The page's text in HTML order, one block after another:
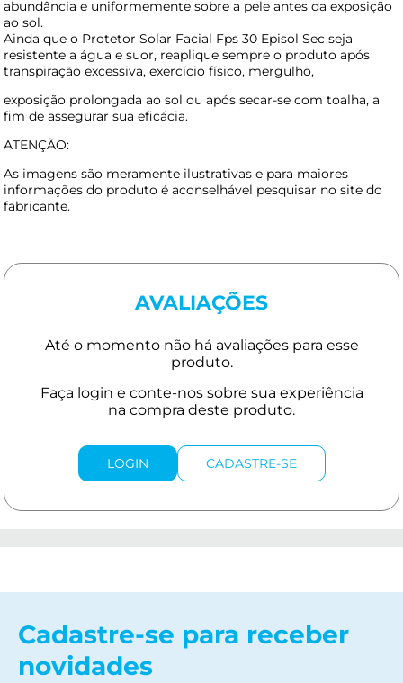
abundância e uniformemente sobre a pele antes da exposição
ao sol.
Ainda que o Protetor Solar Facial Fps 30 Episol Sec seja
resistente a água e suor, reaplique sempre o produto após
transpiração excessiva, exercício físico, mergulho,
exposição prolongada ao sol ou após secar-se com toalha, a
fim de assegurar sua eficácia.
ATENÇÃO:
As imagens são meramente ilustrativas e para maiores
informações do produto é aconselhável pesquisar no site do
fabricante.
AVALIAÇÕES
LOGIN CADASTRE-SE
Cadastre-se para receber
novidades